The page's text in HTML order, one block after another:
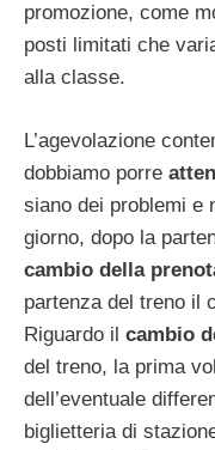
promozione, come
posti limitati che
alla classe.
L’agevolazione
dobbiamo porre
siano dei problemi e
giorno, dopo la
cambio della
partenza del treno il
Riguardo il cambio
del treno, la prima
dell’eventuale
biglietteria di